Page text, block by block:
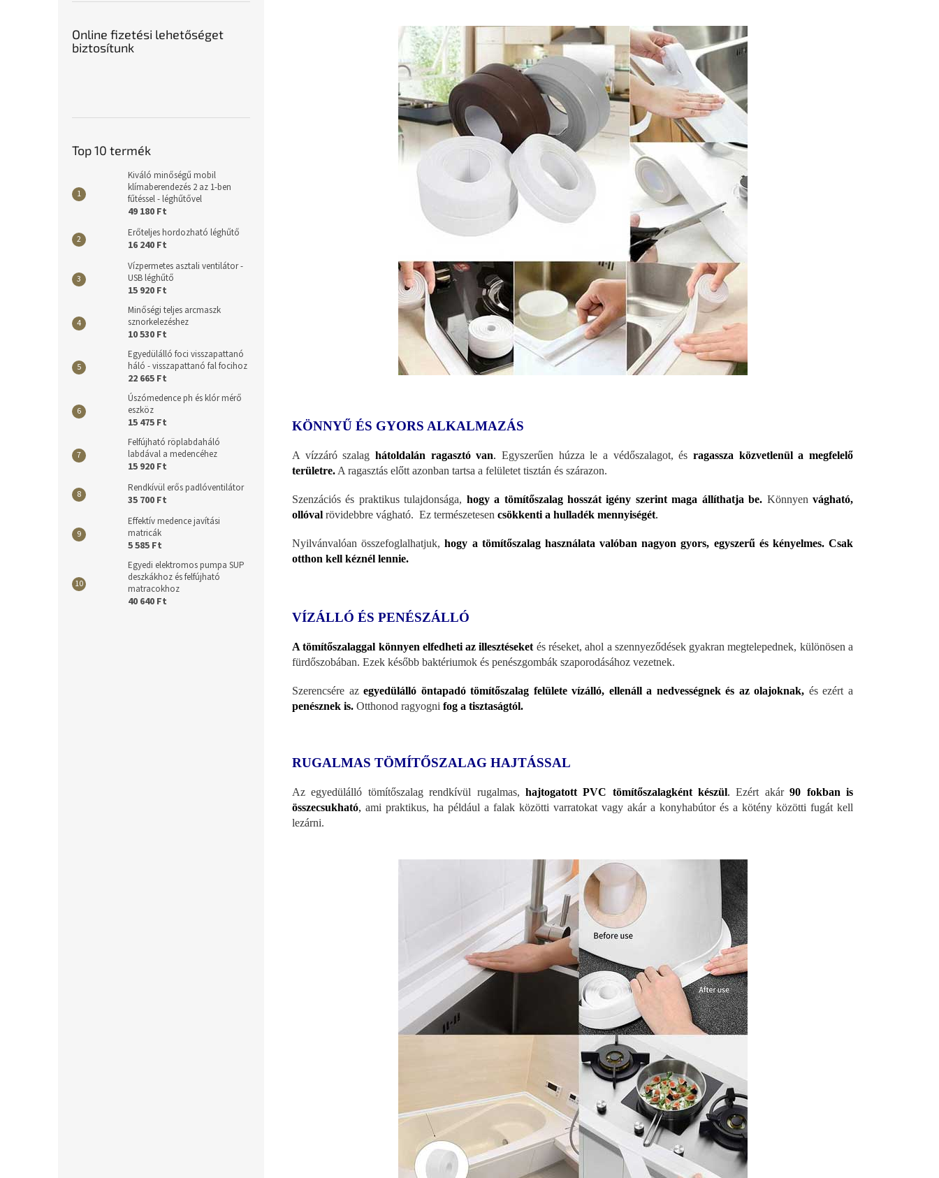
Online fizetési lehetőséget
biztosítunk
Top 10 termék
Kiváló minőségű mobil
klímaberendezés 2 az 1-ben
fűtéssel - léghűtővel
49 180 Ft
Erőteljes hordozható léghűtő
16 240 Ft
Vízpermetes asztali ventilátor -
USB léghűtő
15 920 Ft
Minőségi teljes arcmaszk
sznorkelezéshez
10 530 Ft
Egyedülálló foci visszapattanó
háló - visszapattanó fal focihoz
22 665 Ft
Úszómedence ph és klór mérő
eszköz
15 475 Ft
Felfújható röplabdaháló
labdával a medencéhez
15 920 Ft
Rendkívül erős padlóventilátor
35 700 Ft
Effektív medence javítási
matricák
5 585 Ft
Egyedi elektromos pumpa SUP
deszkákhoz és felfújható
matracokhoz
40 640 Ft
KÖNNYŰ ÉS GYORS ALKALMAZÁS
A vízzáró szalag hátoldalán ragasztó van. Egyszerűen húzza le a védőszalagot, ésragassza közvetlenül a megfelelő
területre. A ragasztás előtt azonban tartsa a felületet tisztán és szárazon.
Szenzációs és praktikus tulajdonsága, hogy a tömítőszalag hosszát igény szerint maga állíthatja be. Könnyenvágható,
ollóval rövidebbre vágható. Ez természetesen csökkenti a hulladék mennyiségét.
Nyilvánvalóan összefoglalhatjuk,hogy a tömítőszalag használata valóban nagyon gyors, egyszerű és kényelmes. Csak
otthon kell kéznél lennie.
VÍZÁLLÓ ÉS PENÉSZÁLLÓ
A tömítőszalaggal könnyen elfedheti az illesztéseket és réseket, ahol a szennyeződések gyakran megtelepednek, különösen a
fürdőszobában. Ezek később baktériumok és penészgombák szaporodásához vezetnek.
Szerencsére azegyedülálló öntapadó tömítőszalag felülete vízálló, ellenáll a nedvességnek és az olajoknak, és ezért a
penésznek is. Otthonod ragyogni fog a tisztaságtól.
RUGALMAS TÖMÍTŐSZALAG HAJTÁSSAL
Az egyedülálló tömítőszalag rendkívül rugalmas, hajtogatott PVC tömítőszalagként készül. Ezért akár90 fokban is
összecsukható, ami praktikus, ha például a falak közötti varratokat vagy akár a konyhabútor és a kötény közötti fugát kell
lezárni.